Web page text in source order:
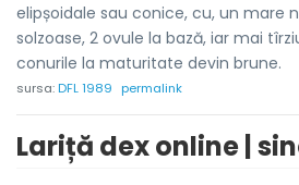
elipșoidale sau conice, cu, un mare
solzoase, 2 ovule la bază, iar mai
conurile la maturitate devin brune.
sursa:DFL 1989 permalink
Lariță dex online |